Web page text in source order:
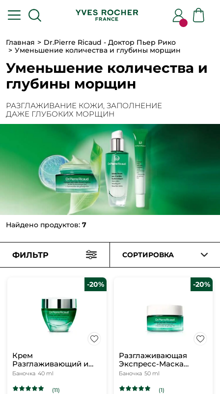
Главная
Dr.Pierre Ricaud - Доктор Пьер Рико
Уменьшение количества и глубины морщин
Уменьшение количества и
глубины морщин
РАЗГЛАЖИВАНИЕ КОЖИ, ЗАПОЛНЕНИЕ
ДАЖЕ ГЛУБОКИХ МОРЩИН
Найдено продуктов: 7
ФИЛЬТР СОРТИРОВКА
-20%
Крем
Разглаживающий и
Заполняющий
Баночка 40 ml
(11)
-20%
Разглаживающая
Экспресс-Маска
против Морщин, 50 мл
Баночка 50 ml
(1)